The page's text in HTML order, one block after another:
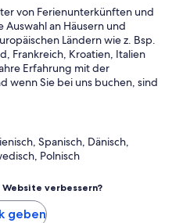
von Ferienunterkünften und
an Häusern und
Ländern wie z. Bsp.
Frankreich, Kroatien, Italien
Erfahrung mit der
wenn Sie bei uns buchen, sind
Spanisch, Dänisch,
Polnisch
verbessern?
geben